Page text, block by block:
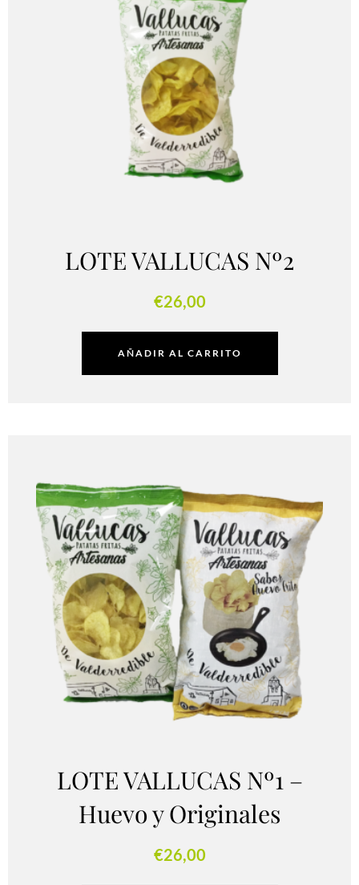
LOTE VALLUCAS Nº2
€26,00
AÑADIR AL CARRITO
LOTE VALLUCAS Nº1 –
Huevo y Originales
€26,00